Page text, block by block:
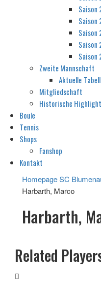
Zweite Mannschaft
Aktuelle
Mitgliedschaft
Historische
Boule
Tennis
Shops
Fanshop
Kontakt
Homepage SC
Harbarth, Marco
Harbarth,
Related